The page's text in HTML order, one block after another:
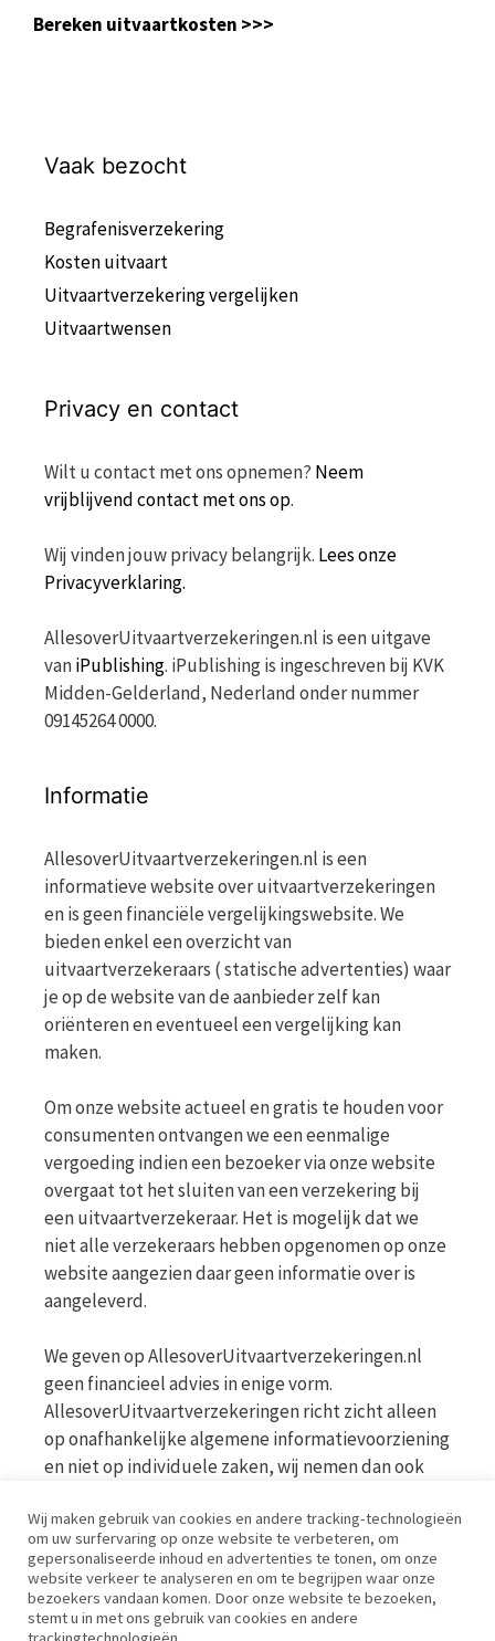
Bereken uitvaartkosten >>>
Vaak bezocht
Begrafenisverzekering
Kosten uitvaart
Uitvaartverzekering vergelijken
Uitvaartwensen
Privacy en contact
Wilt u contact met ons opnemen? Neem
vrijblijvend contact met ons op.
Wij vinden jouw privacy belangrijk. Lees onze
Privacyverklaring.
AllesoverUitvaartverzekeringen.nl is een uitgave
vaniPublishing. iPublishing is ingeschreven bij KVK
Midden-Gelderland, Nederland onder nummer
09145264 0000.
Informatie
AllesoverUitvaartverzekeringen.nl is een
informatieve website over uitvaartverzekeringen
en is geen financiële vergelijkingswebsite. We
bieden enkel een overzicht van
uitvaartverzekeraars ( statische advertenties) waar
je op de website van de aanbieder zelf kan
oriënteren en eventueel een vergelijking kan
maken.
Om onze website actueel en gratis te houden voor
consumenten ontvangen we een eenmalige
vergoeding indien een bezoeker via onze website
overgaat tot het sluiten van een verzekering bij
een uitvaartverzekeraar. Het is mogelijk dat we
niet alle verzekeraars hebben opgenomen op onze
website aangezien daar geen informatie over is
aangeleverd.
We geven op AllesoverUitvaartverzekeringen.nl
geen financieel advies in enige vorm.
AllesoverUitvaartverzekeringen richt zicht alleen
op onafhankelijke algemene informatievoorziening
en niet op individuele zaken, wij nemen dan ook
voor meer informatie op de website van de AFM
www.afm.nl
Disclaimer | Privacy | Cookies | Werkwijze
Wij maken gebruik van cookies en andere tracking-technologieën
om uw surfervaring op onze website te verbeteren, om
gepersonaliseerde inhoud en advertenties te tonen, om onze
website verkeer te analyseren en om te begrijpen waar onze
bezoekers vandaan komen. Door onze website te bezoeken,
stemt u in met ons gebruik van cookies en andere